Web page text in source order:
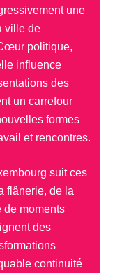
une
ville de
politique,
influence
des
un carrefour
formes
et rencontres.
suit ces
flânerie, de la
de moments
des
continuité